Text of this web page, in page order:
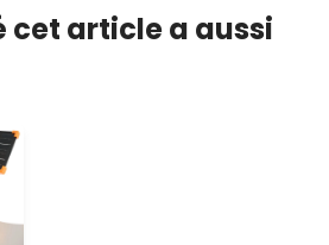
cet article a aussi